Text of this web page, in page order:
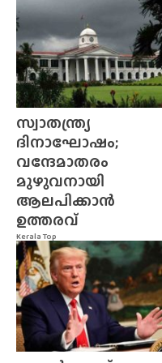
Kerala Top
സ്വാതന്ത്ര്യ
ദിനാഘോഷം;
വന്ദേമാതരം
മുഴുവനായി
ആലപിക്കാൻ
ഉത്തരവ്